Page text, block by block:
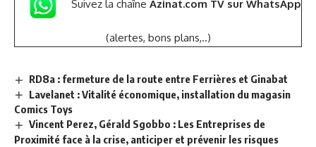
Suivez la chaîne Azinat.com TV sur WhatsApp
(alertes, bons plans,..)
RD8a : fermeture de la route entre Ferrières et Ginabat
Lavelanet : Vitalité économique, installation du magasin
Comics Toys
Vincent Perez, Gérald Sgobbo : Les Entreprises de
Proximité face à la crise, anticiper et prévenir les risques